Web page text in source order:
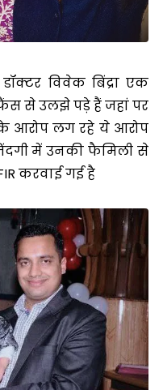
विवेक बिंद्रा एक
से उलझे पड़े हैं जहां पर
आरोप लग रहे ये आरोप
में उनकी फैमिली से
करवाई गई है